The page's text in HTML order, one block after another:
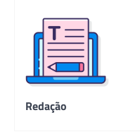
Redação